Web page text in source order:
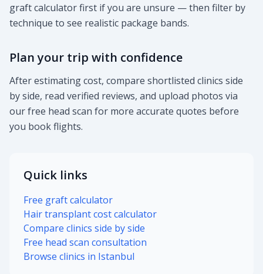
graft calculator first if you are unsure — then filter by
technique to see realistic package bands.
Plan your trip with confidence
After estimating cost, compare shortlisted clinics side
by side, read verified reviews, and upload photos via
our free head scan for more accurate quotes before
you book flights.
Quick links
Free graft calculator
Hair transplant cost calculator
Compare clinics side by side
Free head scan consultation
Browse clinics in Istanbul